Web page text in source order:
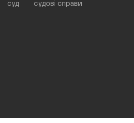
суд судові справи